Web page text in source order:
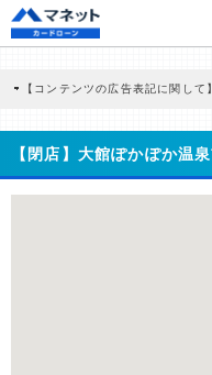
【コンテンツの広告表記に関して】
商品を根拠なくPRするものではな
どに基づき、公平性を担保した情
>提携企業一覧
【閉店】大館ぽかぽか温